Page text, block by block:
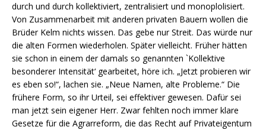
durch und durch kollektiviert, zentralisiert und monoplolisiert.
Von Zusammenarbeit mit anderen privaten Bauern wollen die
Brüder Kelm nichts wissen. Das gebe nur Streit. Das würde nur
die alten Formen wiederholen. Später vielleicht. Früher hätten
sie schon in einem der damals so genannten `Kollektive
besonderer Intensität‘ gearbeitet, höre ich. „Jetzt probieren wir
es eben so!“, lachen sie. „Neue Namen, alte Probleme.“ Die
frühere Form, so ihr Urteil, sei effektiver gewesen. Dafür sei
man jetzt sein eigener Herr. Zwar fehlten noch immer klare
Gesetze für die Agrarreform, die das Recht auf Privateigentum